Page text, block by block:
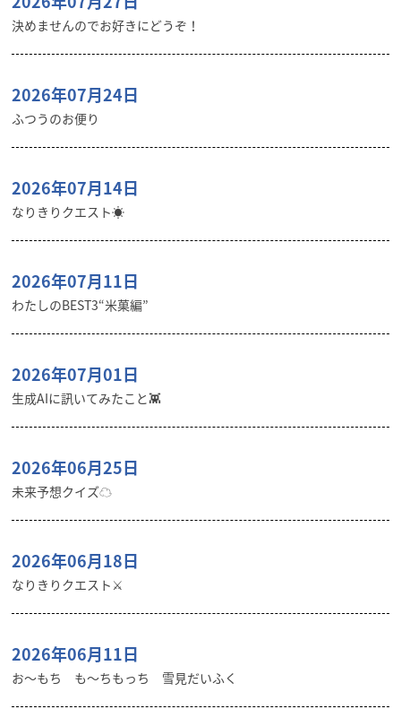
決めませんのでお好きにどうぞ！
2026年07月24日
ふつうのお便り
2026年07月14日
なりきりクエスト☀️
2026年07月11日
わたしのBEST3“米菓編”
2026年07月01日
生成AIに訊いてみたこと👾
2026年06月25日
未来予想クイズ☁︎
2026年06月18日
なりきりクエスト⚔️
2026年06月11日
お〜もち も〜ちもっち 雪見だいふく